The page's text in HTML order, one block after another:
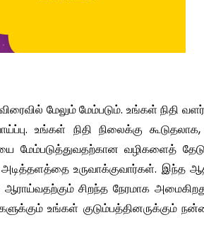
மேலும் மேம்படும். உங்கள் நிதி
உங்கள் நிதி நிலைக்கு
மேம்படுத்துவதற்கான வழிகளைத்
உருவாக்குவார்கள். இந்த
ஆராய்வதற்கும் சிறந்த நேரமாக
உங்கள் குடும்பத்தினருக்கும்